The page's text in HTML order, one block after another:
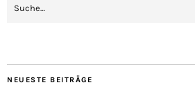
NEUESTE BEITRÄGE